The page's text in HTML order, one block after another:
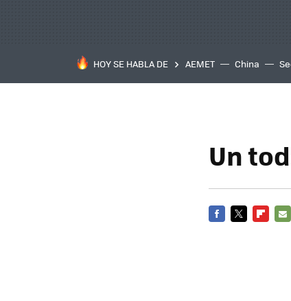
HOY SE HABLA DE AEMET China
Un